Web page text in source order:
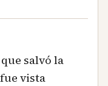
salvó la
vista